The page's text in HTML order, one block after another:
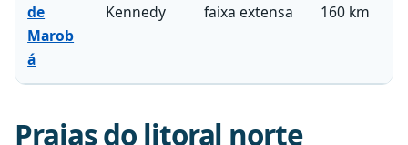
de
Marob
á
Kennedy
faixa extensa
160 km
Praias do litoral norte